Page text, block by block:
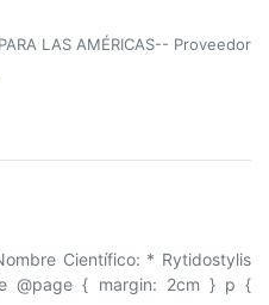
LAS AMÉRICAS-- Proveedor
Científico: * Rytidostylis
@page { margin: 2cm } p {